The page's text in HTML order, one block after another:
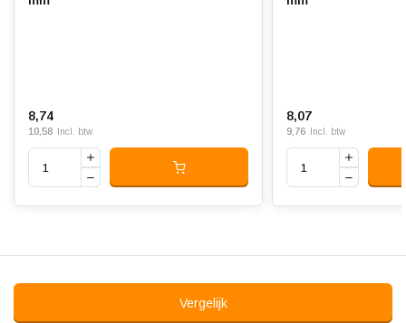
8,74
10,58 Incl. btw
8,07
9,76 Incl. btw
Vergelijk